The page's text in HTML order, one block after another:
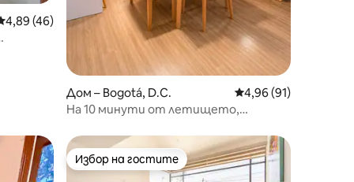
оценка: 4,89 от 5, 46 отзива
4,89 (46)
Дом – Bogotá, D.C. Средна оценка:
4,96 (91)
На 10 минути от летището,
Избор на гостите
Избор на гостите